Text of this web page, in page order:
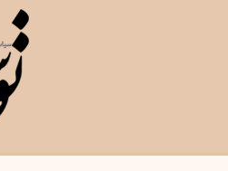
1405 شماره 2243